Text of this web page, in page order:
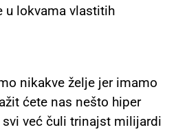
u lokvama vlastitih
nikakve želje jer imamo
ćete nas nešto hiper
već čuli trinajst milijardi